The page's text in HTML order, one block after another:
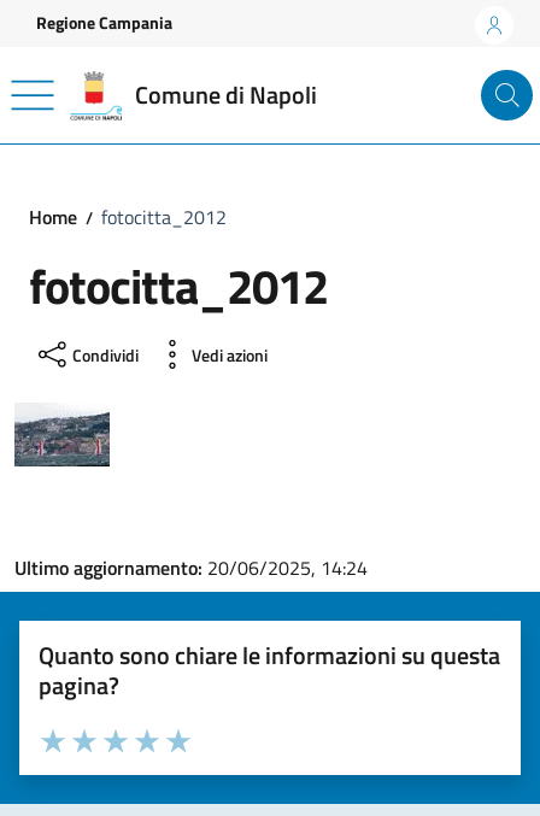
Vai ai contenuti
Vai al footer
Regione Campania
Comune di Napoli
Home fotocitta_2012
fotocitta_2012
Condividi Vedi azioni
Ultimo aggiornamento: 20/06/2025, 14:24
Quanto sono chiare le informazioni su questa
pagina?
Valuta la chiarezza delle informazioni (da 1 a 5 stelle)
Seleziona il numero di stelle per valutare la chiarezza delle
Valuta 5 stelle su 5
Valuta 4 stelle su 5
Valuta 3 stelle su 5
Valuta 2 stelle su 5
Valuta 1 stelle su 5